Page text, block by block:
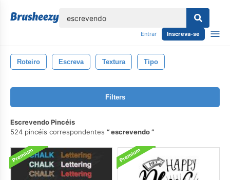
Entrar Inscreva-se
Roteiro Escreva Textura Tipo
Filters
Escrevendo Pincéis
524 pincéis correspondentes
escrevendo